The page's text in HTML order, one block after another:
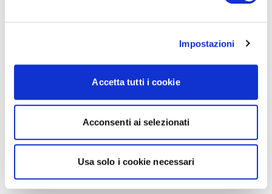
Impostazioni
Accetta tutti i cookie
Acconsenti ai selezionati
Usa solo i cookie necessari